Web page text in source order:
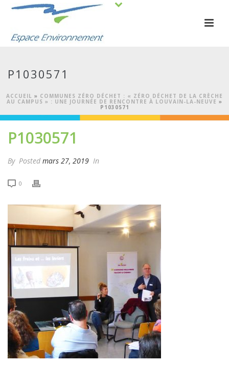
P1030571
ACCUEIL » COMMUNES ZÉRO DÉCHET : « ZÉRO DÉCHET DE LA CRÈCHE
AU CAMPUS » : UNE JOURNÉE DE RENCONTRE À LOUVAIN-LA-NEUVE »
P1030571
P1030571
By Posted mars 27, 2019 In
0